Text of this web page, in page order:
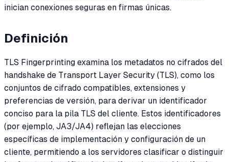
inician conexiones seguras en firmas únicas.
Definición
TLS Fingerprinting examina los metadatos no cifrados del
handshake de Transport Layer Security (TLS), como los
conjuntos de cifrado compatibles, extensiones y
preferencias de versión, para derivar un identificador
conciso para la pila TLS del cliente. Estos identificadores
(por ejemplo, JA3/JA4) reflejan las elecciones
específicas de implementación y configuración de un
cliente, permitiendo a los servidores clasificar o distinguir